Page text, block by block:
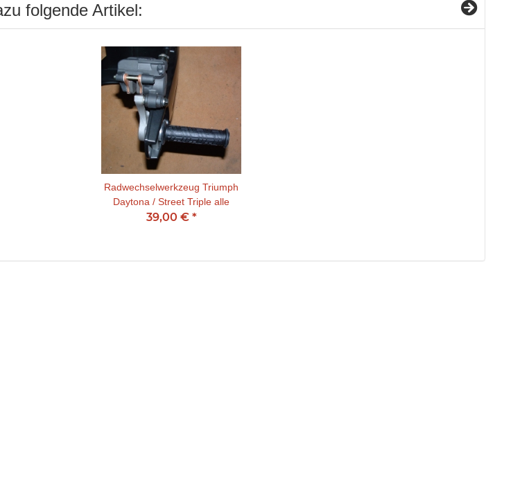
folgende Artikel:
Radwechselwerkzeug Triumph
Daytona / Street Triple alle
39,00 € *